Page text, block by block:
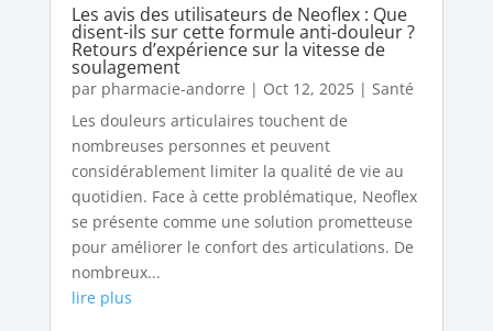
Les avis des utilisateurs de Neoflex : Que
disent-ils sur cette formule anti-douleur ?
Retours d’expérience sur la vitesse de
soulagement
par pharmacie-andorre | Oct 12, 2025| Santé
Les douleurs articulaires touchent de
nombreuses personnes et peuvent
considérablement limiter la qualité de vie au
quotidien. Face à cette problématique, Neoflex
se présente comme une solution prometteuse
pour améliorer le confort des articulations. De
nombreux...
lire plus